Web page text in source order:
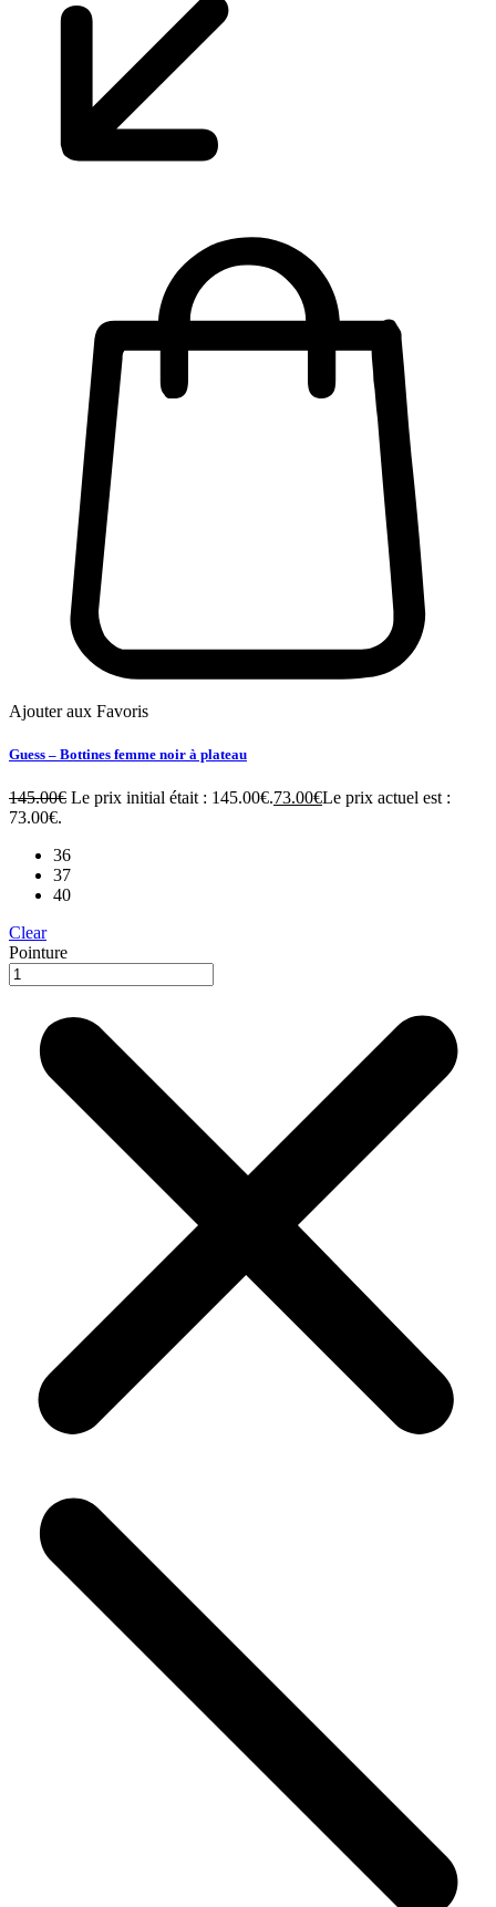
Ajouter aux Favoris
Guess – Bottines femme noir à plateau
145.00€ Le prix initial était : 145.00€.73.00€Le prix actuel est :
73.00€.
36
37
40
Clear
Pointure